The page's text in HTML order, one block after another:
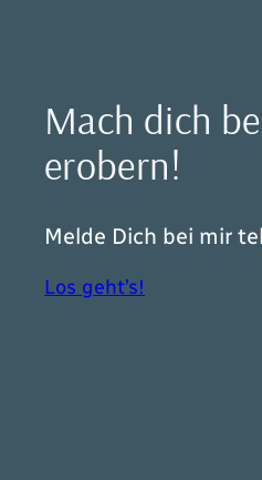
Mach dich
erobern!
Melde Dich bei mir
Los geht’s!